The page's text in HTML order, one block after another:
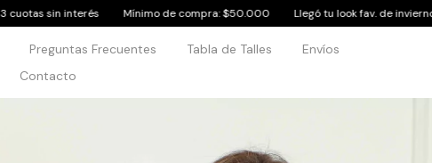
Mínimo de compra: $50.000 Llegó tu look fav. de invierno ❄️ 3 cuotas sin interés
Preguntas Frecuentes Tabla de Talles
Envíos
Contacto